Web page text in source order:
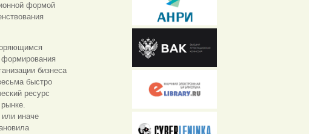
формой
формирования
бизнеса
быстро
ресурс
иначе